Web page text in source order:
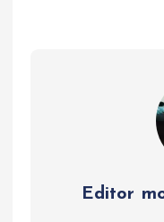
Editor